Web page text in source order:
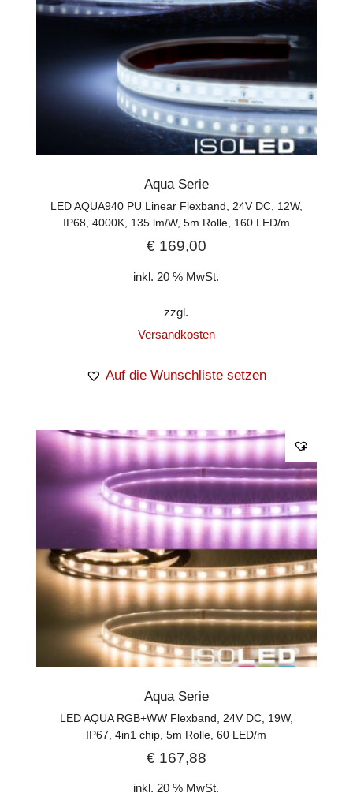
Aqua Serie
LED AQUA940 PU Linear Flexband, 24V DC, 12W,
IP68, 4000K, 135 lm/W, 5m Rolle, 160 LED/m
€169,00
inkl. 20 % MwSt.
zzgl.
Versandkosten
Auf die Wunschliste setzen
Aqua Serie
LED AQUA RGB+WW Flexband, 24V DC, 19W,
IP67, 4in1 chip, 5m Rolle, 60 LED/m
€167,88
inkl. 20 % MwSt.